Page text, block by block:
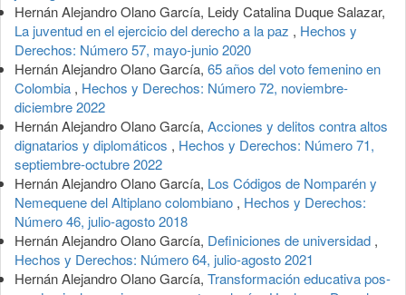
Hernán Alejandro Olano García, Leidy Catalina Duque Salazar,
La juventud en el ejercicio del derecho a la paz , Hechos y
Derechos: Número 57, mayo-junio 2020
Hernán Alejandro Olano García, 65 años del voto femenino en
Colombia , Hechos y Derechos: Número 72, noviembre-
diciembre 2022
Hernán Alejandro Olano García, Acciones y delitos contra altos
dignatarios y diplomáticos , Hechos y Derechos: Número 71,
septiembre-octubre 2022
Hernán Alejandro Olano García, Los Códigos de Nomparén y
Nemequene del Altiplano colombiano , Hechos y Derechos:
Número 46, julio-agosto 2018
Hernán Alejandro Olano García, Definiciones de universidad ,
Hechos y Derechos: Número 64, julio-agosto 2021
Hernán Alejandro Olano García, Transformación educativa pos-